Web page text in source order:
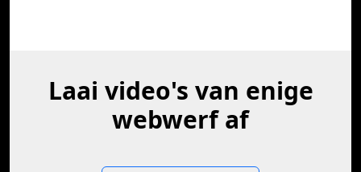
Laai video's van enige
webwerf af